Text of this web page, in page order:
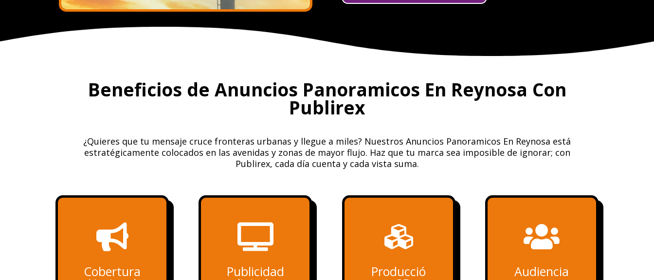
Beneficios de Anuncios Panoramicos En Reynosa Con
Publirex
¿Quieres que tu mensaje cruce fronteras urbanas y llegue a miles? Nuestros Anuncios Panoramicos En Reynosa está
estratégicamente colocados en las avenidas y zonas de mayor flujo. Haz que tu marca sea imposible de ignorar; con
Publirex, cada día cuenta y cada vista suma.

Cobertura

Publicidad

Producció

Audiencia